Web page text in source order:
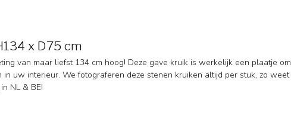
x D75 cm
van maar liefst 134 cm hoog! Deze gave kruik is werkelijk een plaatje om
uw interieur. We fotograferen deze stenen kruiken altijd per stuk, zo weet
NL & BE!